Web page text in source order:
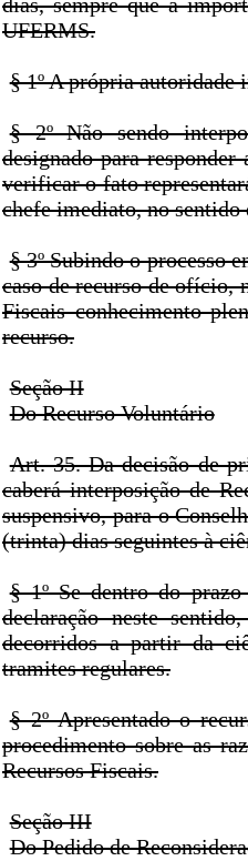
UFERMS.
§ 1º A própria autoridade
§ 2º Não sendo
designado para
verificar o fato
chefe imediato, no sentido
§ 3º Subindo o processo
caso de recurso de ofício,
Fiscais conhecimento
recurso.
Seção II
Do Recurso Voluntário
Art. 35. Da decisão de
caberá interposição de
suspensivo, para o
(trinta) dias seguintes à
§ 1º Se dentro do
declaração neste
decorridos a partir da
tramites regulares.
§ 2º Apresentado o
procedimento sobre as
Recursos Fiscais.
Seção III
Do Pedido de